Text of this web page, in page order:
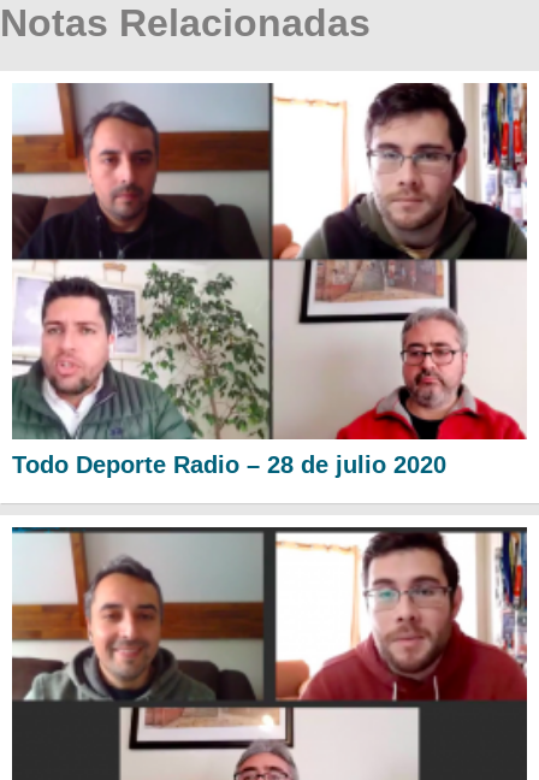
Notas Relacionadas
Todo Deporte Radio – 28 de julio 2020